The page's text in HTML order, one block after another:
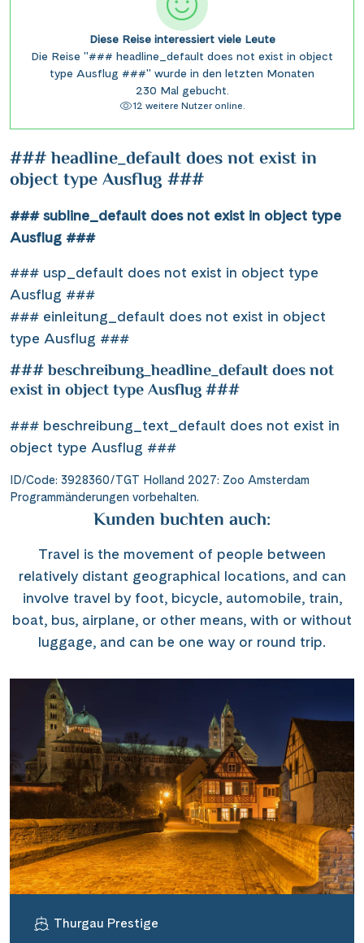
### headline_default does not exist in
object type Ausflug ###
### subline_default does not exist in object type
Ausflug ###
### usp_default does not exist in object type
Ausflug ###
### einleitung_default does not exist in object
type Ausflug ###
### beschreibung_headline_default does not
exist in object type Ausflug ###
### beschreibung_text_default does not exist in
object type Ausflug ###
ID/Code: 3928360/TGT Holland 2027: Zoo Amsterdam
Programmänderungen vorbehalten.
Diese Reise interessiert viele Leute
Die Reise "### headline_default does not exist in object
type Ausflug ###" wurde in den letzten Monaten
230 Mal gebucht.
12 weitere Nutzer online.
Kunden buchten auch:
Travel is the movement of people between
relatively distant geographical locations, and can
involve travel by foot, bicycle, automobile, train,
boat, bus, airplane, or other means, with or without
luggage, and can be one way or round trip.
Thurgau Prestige